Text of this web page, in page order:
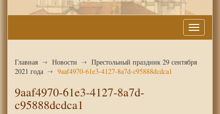
Меню
Главная Новости
Престольный праздник 29 сентября
2021 года
9aaf4970-61e3-4127-8a7d-c95888dcdca1
9aaf4970-61e3-4127-8a7d-
c95888dcdca1